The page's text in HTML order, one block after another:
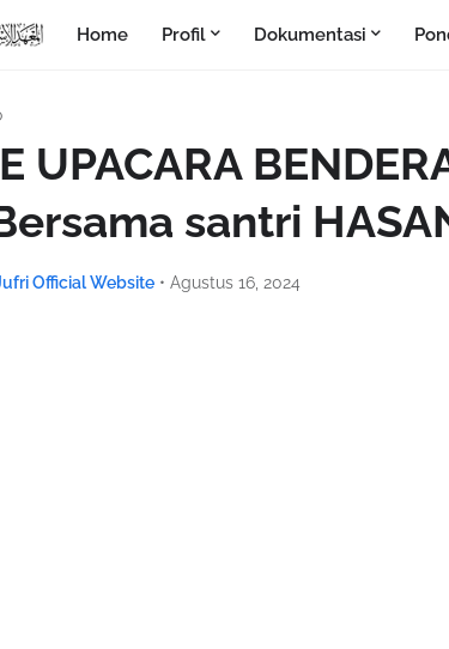
Home Profil Dokumentasi
UPACARA
santri
Official Website • Agustus 16, 2024